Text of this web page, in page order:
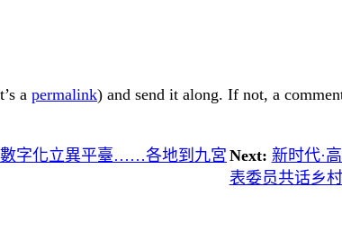
a permalink) and send it along. If not, a
數字化立異平臺……各地到九宮 Next: 新时代·
表委员共话乡